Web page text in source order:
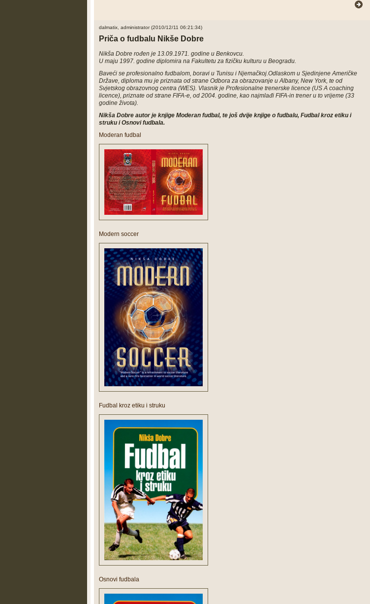
dalmatix, administrator (2010/12/11 06:21:34)
Priča o fudbalu Nikše Dobre
Nikša Dobre rođen je 13.09.1971. godine u Benkovcu.
U maju 1997. godine diplomira na Fakultetu za fizičku kulturu u Beogradu.
Baveći se profesionalno fudbalom, boravi u Tunisu i Njemačkoj.Odlaskom u Sjedinjene Američke
Države, diploma mu je priznata od strane Odbora za obrazovanje u Albany, New York, te od
Svjetskog obrazovnog centra (WES). Vlasnik je Profesionalne trenerske licence (US A coaching
licence), priznate od strane FIFA-e, od 2004. godine, kao najmlađi FIFA-in trener u to vrijeme (33
godine života).
Nikša Dobre autor je knjige Moderan fudbal, te još dvije knjige o fudbalu, Fudbal kroz etiku i
struku i Osnovi fudbala.
Moderan fudbal
Modern soccer
Fudbal kroz etiku i struku
Osnovi fudbala